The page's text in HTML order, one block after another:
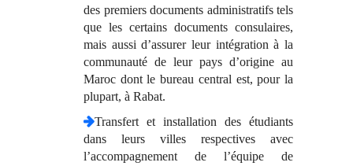
des premiers documents administratifs tels
que les certains documents consulaires,
mais aussi d’assurer leur intégration à la
communauté de leur pays d’origine au
Maroc dont le bureau central est, pour la
plupart, à Rabat.
Transfert et installation des étudiants
dans leurs villes respectives avec
l’accompagnement de l’équipe de